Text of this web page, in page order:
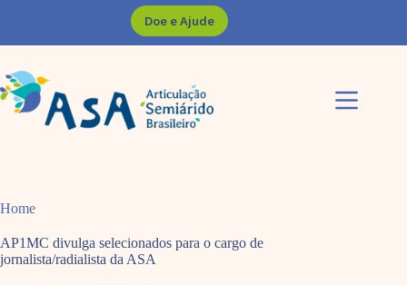
Doe e Ajude
Home
AP1MC divulga selecionados para o cargo de
jornalista/radialista da ASA